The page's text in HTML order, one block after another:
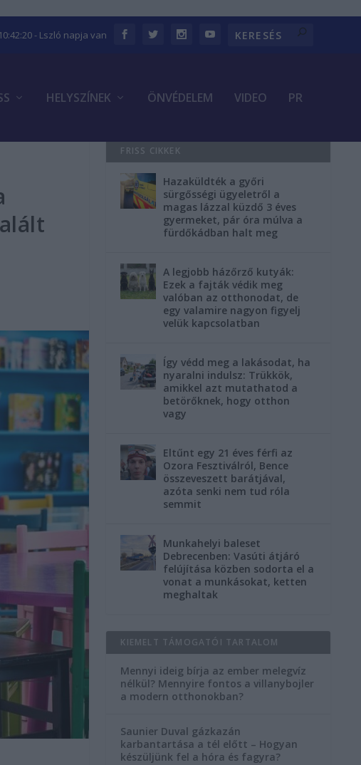
- Lszló napja van
HELYSZÍNEK ÖNVÉDELEM VIDEO PR
FRISS CIKKEK
Hazaküldték a győri
sürgősségi ügyeletről a
magas lázzal küzdő 3 éves
gyermeket, pár óra múlva a
fürdőkádban halt meg
A legjobb házőrző kutyák:
Ezek a fajták védik meg
valóban az otthonodat, de
egy valamire nagyon figyelj
velük kapcsolatban
Így védd meg a lakásodat, ha
nyaralni indulsz: Trükkök,
amikkel azt mutathatod a
betörőknek, hogy otthon
vagy
Eltűnt egy 21 éves férfi az
Ozora Fesztiválról, Bence
összeveszett barátjával,
azóta senki nem tud róla
semmit
Munkahelyi baleset
Debrecenben: Vasúti átjáró
felújítása közben sodorta el a
vonat a munkásokat, ketten
meghaltak
KIEMELT TÁMOGATÓI TARTALOM
Mennyi ideig bírja az ember melegvíz
nélkül? Mennyire fontos a villanybojler
a modern otthonokban?
Saunier Duval gázkazán
karbantartása a tél előtt – Hogyan
készüljünk fel a hóra és fagyra?